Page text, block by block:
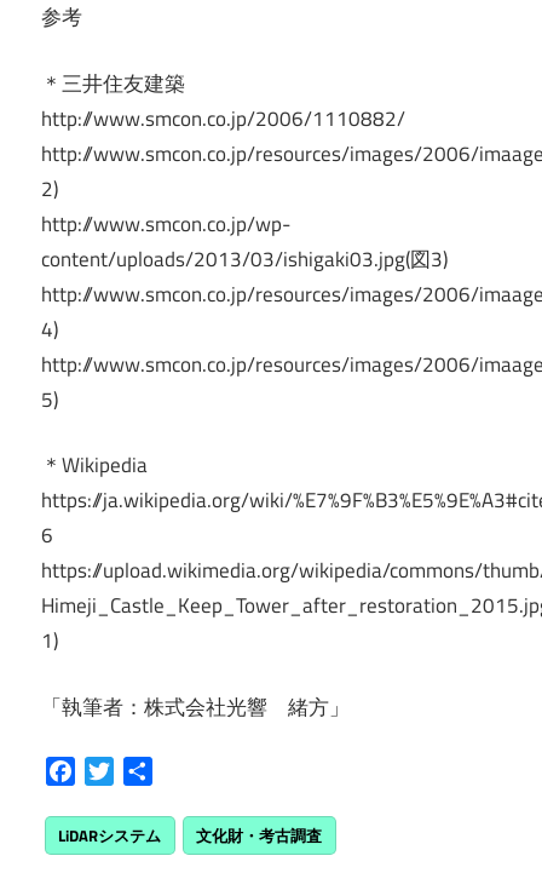
参考
＊三井住友建築
http://www.smcon.co.jp/2006/1110882/
http://www.smcon.co.jp/resources/images/2006/
2)
http://www.smcon.co.jp/wp-
content/uploads/2013/03/ishigaki03.jpg(図3)
http://www.smcon.co.jp/resources/images/2006/
4)
http://www.smcon.co.jp/resources/images/2006/
5)
＊Wikipedia
https://ja.wikipedia.org/wiki/
6
https://upload.wikimedia.org/wikipedia/commons/
1)
「執筆者：株式会社光響 緒方」
FacebookTwitter
LiDARシステム 文化財・考古調査